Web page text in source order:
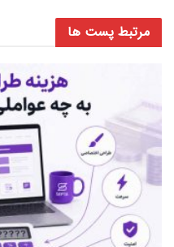
مرتبط پست ها